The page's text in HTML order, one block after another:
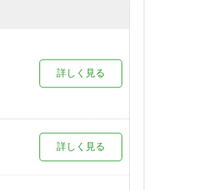
詳しく見る
詳しく見る